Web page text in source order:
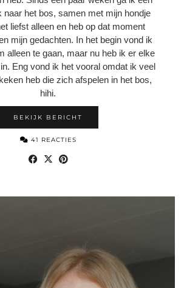
naar het bos, samen met mijn hondje
liefst alleen en heb op dat moment
mijn gedachten. In het begin vond ik
alleen te gaan, maar nu heb ik er elke
Eng vond ik het vooral omdat ik veel
heb die zich afspelen in het bos,
hihi.
BEKIJK BERICHT
41 REACTIES